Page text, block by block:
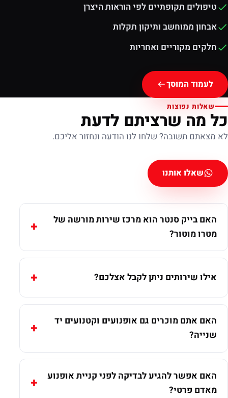
טיפולים תקופתיים לפי הוראות היצרן
אבחון ממוחשב ותיקון תקלות
חלקים מקוריים ואחריות
לעמוד המוסך
שאלות נפוצות
כל מה שרציתם לדעת
לא מצאתם תשובה? שלחו לנו הודעה ונחזור אליכם.
שאלו אותנו
האם בייק סנטר הוא מרכז שירות מורשה של
מטרו מוטור?
אילו שירותים ניתן לקבל אצלכם?
האם אתם מוכרים גם אופנועים וקטנועים יד
שנייה?
האם אפשר להגיע לבדיקה לפני קניית אופנוע
מאדם פרטי?